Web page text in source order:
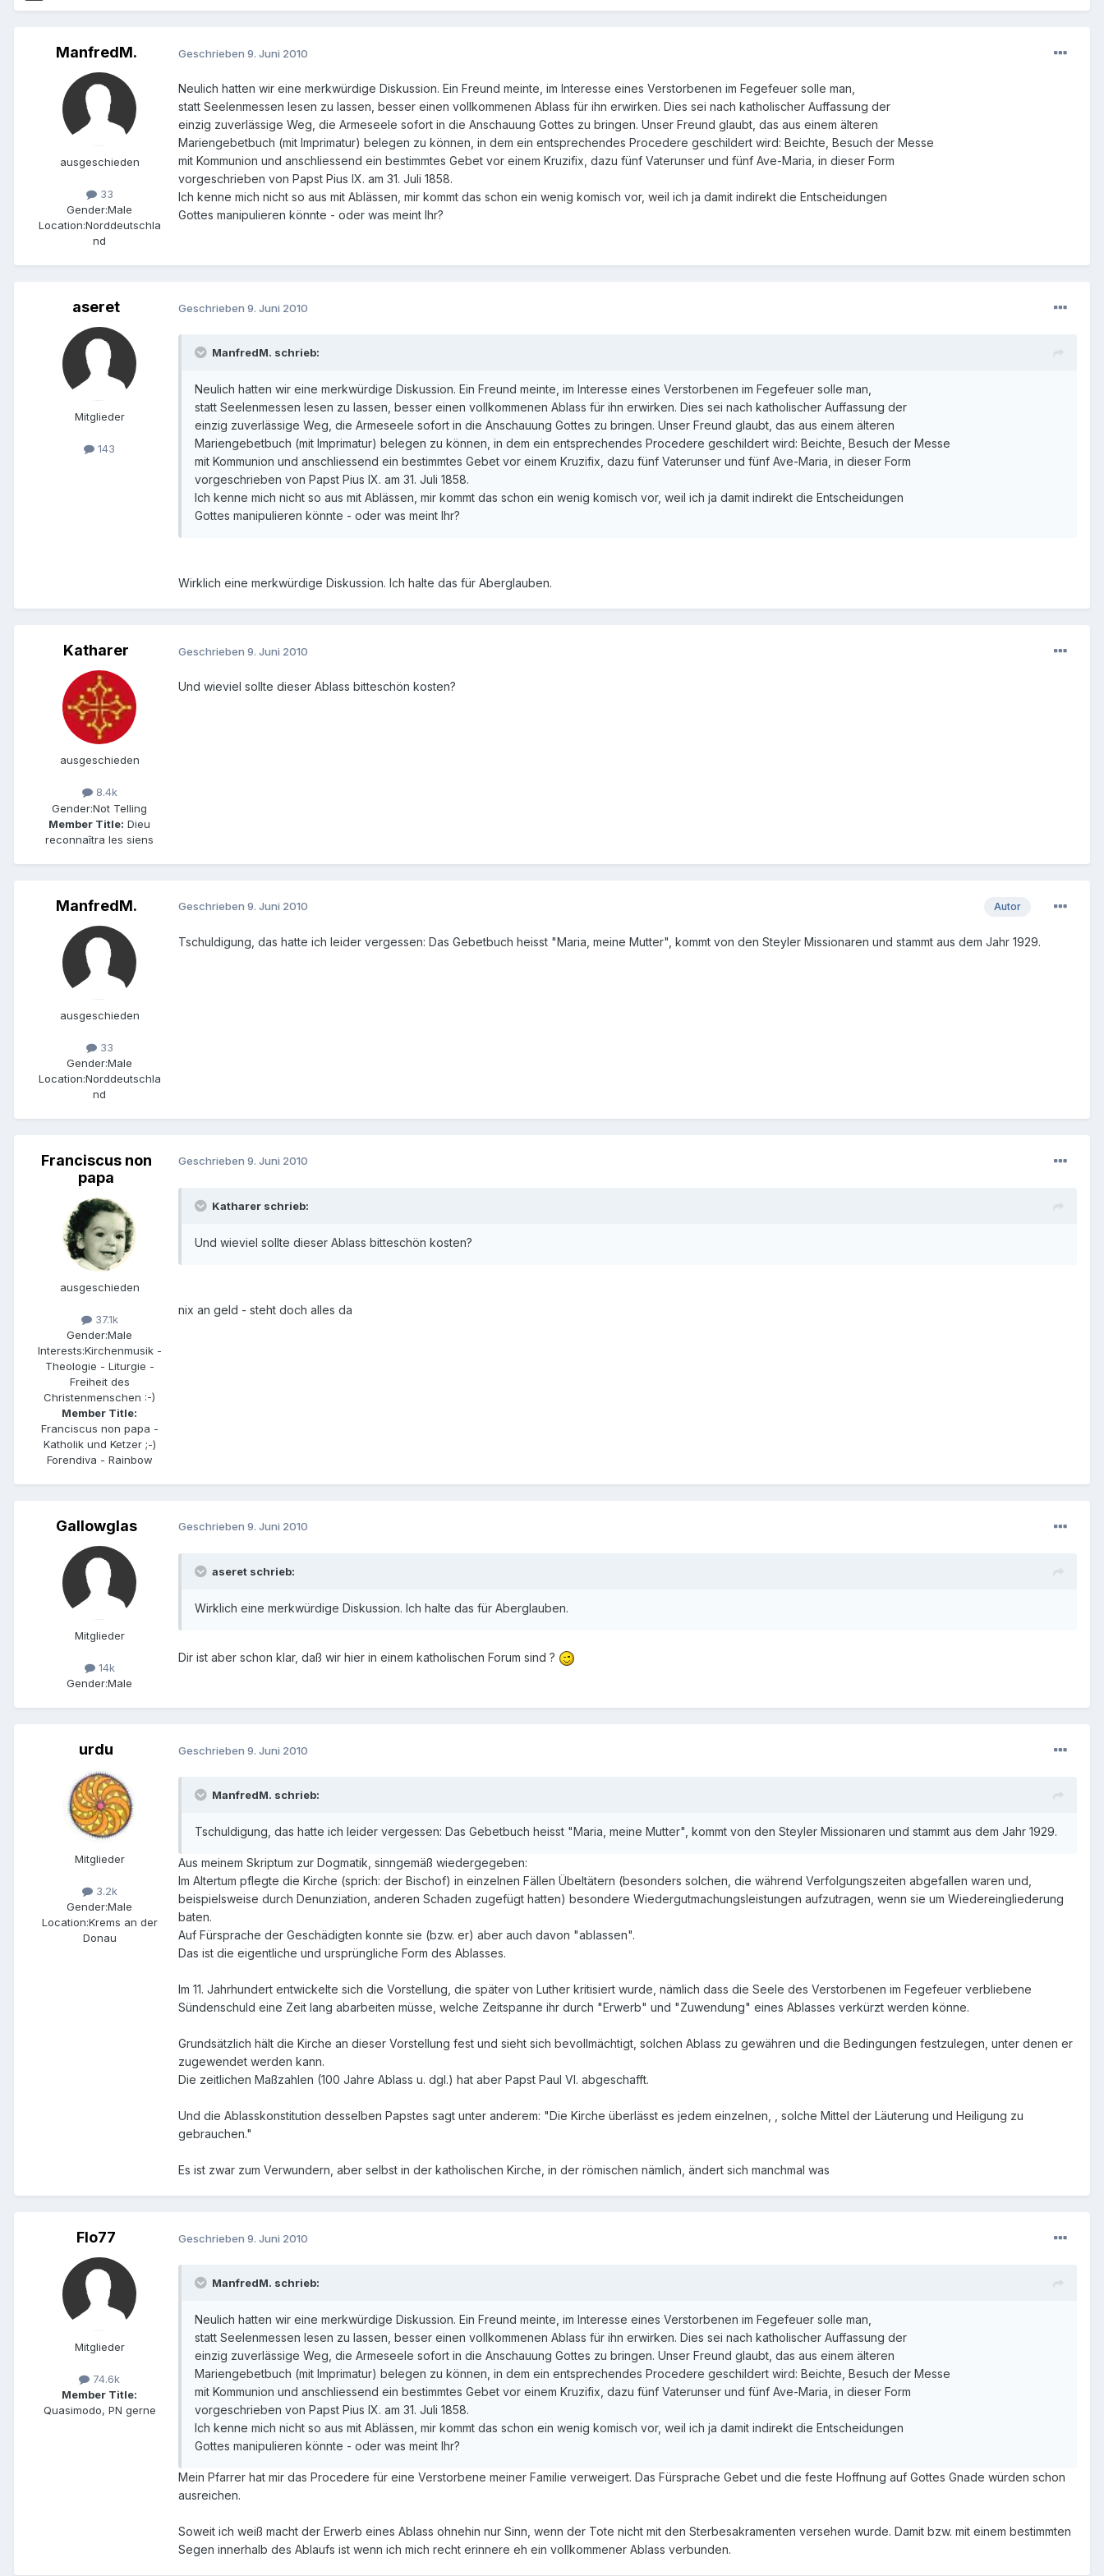
ManfredM.
ausgeschieden
33
Gender:Male
Location:Norddeutschla
nd
Geschrieben 9. Juni 2010
Neulich hatten wir eine merkwürdige Diskussion. Ein Freund meinte, im Interesse eines Verstorbenen im Fegefeuer solle man,
statt Seelenmessen lesen zu lassen, besser einen vollkommenen Ablass für ihn erwirken. Dies sei nach katholischer Auffassung der
einzig zuverlässige Weg, die Armeseele sofort in die Anschauung Gottes zu bringen. Unser Freund glaubt, das aus einem älteren
Mariengebetbuch (mit Imprimatur) belegen zu können, in dem ein entsprechendes Procedere geschildert wird: Beichte, Besuch der Messe
mit Kommunion und anschliessend ein bestimmtes Gebet vor einem Kruzifix, dazu fünf Vaterunser und fünf Ave-Maria, in dieser Form
vorgeschrieben von Papst Pius IX. am 31. Juli 1858.
Ich kenne mich nicht so aus mit Ablässen, mir kommt das schon ein wenig komisch vor, weil ich ja damit indirekt die Entscheidungen
Gottes manipulieren könnte - oder was meint Ihr?
aseret
Mitglieder
143
Geschrieben 9. Juni 2010
ManfredM. schrieb:
Neulich hatten wir eine merkwürdige Diskussion. Ein Freund meinte, im Interesse eines Verstorbenen im Fegefeuer solle man,
statt Seelenmessen lesen zu lassen, besser einen vollkommenen Ablass für ihn erwirken. Dies sei nach katholischer Auffassung der
einzig zuverlässige Weg, die Armeseele sofort in die Anschauung Gottes zu bringen. Unser Freund glaubt, das aus einem älteren
Mariengebetbuch (mit Imprimatur) belegen zu können, in dem ein entsprechendes Procedere geschildert wird: Beichte, Besuch der Messe
mit Kommunion und anschliessend ein bestimmtes Gebet vor einem Kruzifix, dazu fünf Vaterunser und fünf Ave-Maria, in dieser Form
vorgeschrieben von Papst Pius IX. am 31. Juli 1858.
Ich kenne mich nicht so aus mit Ablässen, mir kommt das schon ein wenig komisch vor, weil ich ja damit indirekt die Entscheidungen
Gottes manipulieren könnte - oder was meint Ihr?
Wirklich eine merkwürdige Diskussion. Ich halte das für Aberglauben.
Katharer
ausgeschieden
8.4k
Gender:Not Telling
Member Title: Dieu
reconnaîtra les siens
Geschrieben 9. Juni 2010
Und wieviel sollte dieser Ablass bitteschön kosten?
ManfredM.
ausgeschieden
33
Gender:Male
Location:Norddeutschla
nd
Autor
Geschrieben 9. Juni 2010
Tschuldigung, das hatte ich leider vergessen: Das Gebetbuch heisst "Maria, meine Mutter", kommt von den Steyler Missionaren und stammt aus dem Jahr 1929.
Franciscus non
papa
ausgeschieden
37.1k
Gender:Male
Interests:Kirchenmusik -
Theologie - Liturgie -
Freiheit des
Christenmenschen :-)
Member Title:
Franciscus non papa -
Katholik und Ketzer ;-)
Forendiva - Rainbow
Geschrieben 9. Juni 2010
Katharer schrieb:
Und wieviel sollte dieser Ablass bitteschön kosten?
nix an geld - steht doch alles da
Gallowglas
Mitglieder
14k
Gender:Male
Geschrieben 9. Juni 2010
aseret schrieb:
Wirklich eine merkwürdige Diskussion. Ich halte das für Aberglauben.
Dir ist aber schon klar, daß wir hier in einem katholischen Forum sind ?
urdu
Mitglieder
3.2k
Gender:Male
Location:Krems an der
Donau
Geschrieben 9. Juni 2010
ManfredM. schrieb:
Tschuldigung, das hatte ich leider vergessen: Das Gebetbuch heisst "Maria, meine Mutter", kommt von den Steyler Missionaren und stammt aus dem Jahr 1929.
Aus meinem Skriptum zur Dogmatik, sinngemäß wiedergegeben:
Im Altertum pflegte die Kirche (sprich: der Bischof) in einzelnen Fällen Übeltätern (besonders solchen, die während Verfolgungszeiten abgefallen waren und,
beispielsweise durch Denunziation, anderen Schaden zugefügt hatten) besondere Wiedergutmachungsleistungen aufzutragen, wenn sie um Wiedereingliederung
baten.
Auf Fürsprache der Geschädigten konnte sie (bzw. er) aber auch davon "ablassen".
Das ist die eigentliche und ursprüngliche Form des Ablasses.
Im 11. Jahrhundert entwickelte sich die Vorstellung, die später von Luther kritisiert wurde, nämlich dass die Seele des Verstorbenen im Fegefeuer verbliebene
Sündenschuld eine Zeit lang abarbeiten müsse, welche Zeitspanne ihr durch "Erwerb" und "Zuwendung" eines Ablasses verkürzt werden könne.
Grundsätzlich hält die Kirche an dieser Vorstellung fest und sieht sich bevollmächtigt, solchen Ablass zu gewähren und die Bedingungen festzulegen, unter denen er
zugewendet werden kann.
Die zeitlichen Maßzahlen (100 Jahre Ablass u. dgl.) hat aber Papst Paul VI. abgeschafft.
Und die Ablasskonstitution desselben Papstes sagt unter anderem: "Die Kirche überlässt es jedem einzelnen, , solche Mittel der Läuterung und Heiligung zu
gebrauchen."
Es ist zwar zum Verwundern, aber selbst in der katholischen Kirche, in der römischen nämlich, ändert sich manchmal was
Flo77
Mitglieder
74.6k
Member Title:
Quasimodo, PN gerne
Geschrieben 9. Juni 2010
ManfredM. schrieb:
Neulich hatten wir eine merkwürdige Diskussion. Ein Freund meinte, im Interesse eines Verstorbenen im Fegefeuer solle man,
statt Seelenmessen lesen zu lassen, besser einen vollkommenen Ablass für ihn erwirken. Dies sei nach katholischer Auffassung der
einzig zuverlässige Weg, die Armeseele sofort in die Anschauung Gottes zu bringen. Unser Freund glaubt, das aus einem älteren
Mariengebetbuch (mit Imprimatur) belegen zu können, in dem ein entsprechendes Procedere geschildert wird: Beichte, Besuch der Messe
mit Kommunion und anschliessend ein bestimmtes Gebet vor einem Kruzifix, dazu fünf Vaterunser und fünf Ave-Maria, in dieser Form
vorgeschrieben von Papst Pius IX. am 31. Juli 1858.
Ich kenne mich nicht so aus mit Ablässen, mir kommt das schon ein wenig komisch vor, weil ich ja damit indirekt die Entscheidungen
Gottes manipulieren könnte - oder was meint Ihr?
Mein Pfarrer hat mir das Procedere für eine Verstorbene meiner Familie verweigert. Das Fürsprache Gebet und die feste Hoffnung auf Gottes Gnade würden schon
ausreichen.
Soweit ich weiß macht der Erwerb eines Ablass ohnehin nur Sinn, wenn der Tote nicht mit den Sterbesakramenten versehen wurde. Damit bzw. mit einem bestimmten
Segen innerhalb des Ablaufs ist wenn ich mich recht erinnere eh ein vollkommener Ablass verbunden.